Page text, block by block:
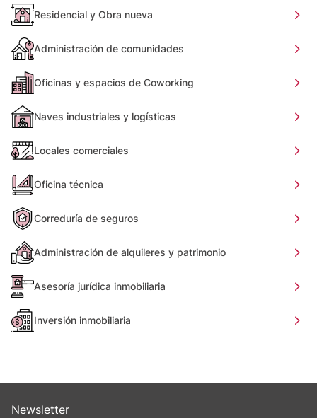
Residencial y Obra nueva
Administración de comunidades
Oficinas y espacios de Coworking
Naves industriales y logísticas
Locales comerciales
Oficina técnica
Correduría de seguros
Administración de alquileres y patrimonio
Asesoría jurídica inmobiliaria
Inversión inmobiliaria
Newsletter